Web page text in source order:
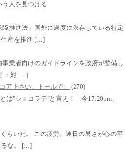
人を見つける
推進法」国外に過度に依存している特定
生産を推進 […]
業者向けのガイドラインを政府が整備し
・対 […]
ア下さい。トールで。
(270)
は"ショコラテ"と言え！ 今17:20pm、
らいだ。 この疲労。連日の暑さが心の平
るな。 […]